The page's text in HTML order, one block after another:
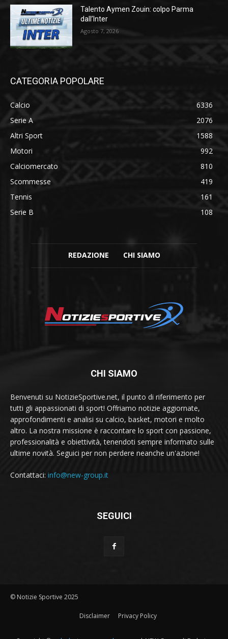
Talento Aymen Zouin: colpo Parma
dall’Inter
Agosto 7, 2026
CATEGORIA POPOLARE
Calcio
6336
Serie A
2076
Altri Sport
1588
Motori
992
Calciomercato
810
Scommesse
419
Tennis
161
Serie B
108
REDAZIONE CHI SIAMO
CHI SIAMO
Benvenuti su NotizieSportive.net, il punto di riferimento per
tutti gli appassionati di sport! Offriamo notizie aggiornate,
approfondimenti e analisi su calcio, basket, motori e molto
altro. La nostra missione è raccontare lo sport con passione,
professionalità e obiettività, tenendoti sempre informato sulle
ultime novità. Seguici per non perdere neanche un'azione!
Contattaci: info@new-group.it
SEGUICI
© Notizie Sportive 2025
Disclaimer Privacy Policy